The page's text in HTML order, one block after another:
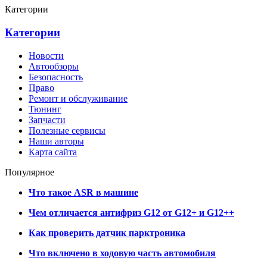
Категории
Категории
Новости
Автообзоры
Безопасность
Право
Ремонт и обслуживание
Тюнинг
Запчасти
Полезные сервисы
Наши авторы
Карта сайта
Популярное
Что такое ASR в машине
Чем отличается антифриз G12 от G12+ и G12++
Как проверить датчик парктроника
Что включено в ходовую часть автомобиля